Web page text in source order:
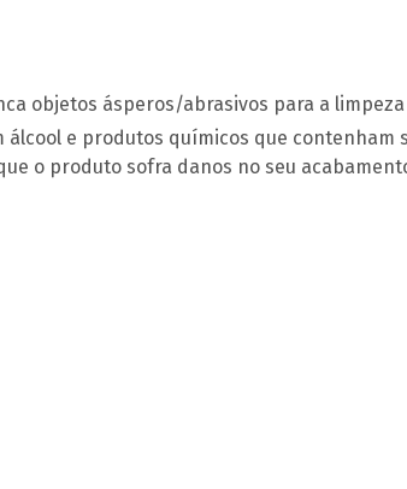
objetos ásperos/abrasivos para a
álcool e produtos químicos que contenham
o produto sofra danos no seu